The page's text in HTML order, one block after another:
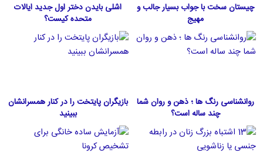
چیستان سخت با جواب بسیار جالب و
مهیج
اشلی بایدن دختر اول جدید ایالات
متحده كيست؟
روانشناسی رنگ ها ؛ ذهن و روان شما
چند ساله است؟
بازیگران پایتخت را در کنار همسرانشان
ببینید